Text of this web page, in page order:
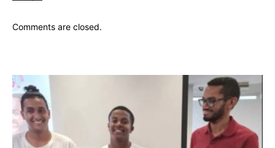
Comments are closed.